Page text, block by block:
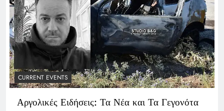
CURRENT EVENTS
Αργολικές Ειδήσεις: Τα Νέα και Τα Γεγονότα